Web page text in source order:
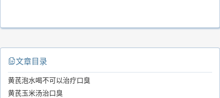
文章目录
黄芪泡水喝不可以治疗口臭
黄芪玉米汤治口臭